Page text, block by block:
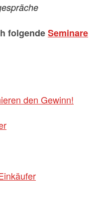
folgendeSeminare
den Gewinn!